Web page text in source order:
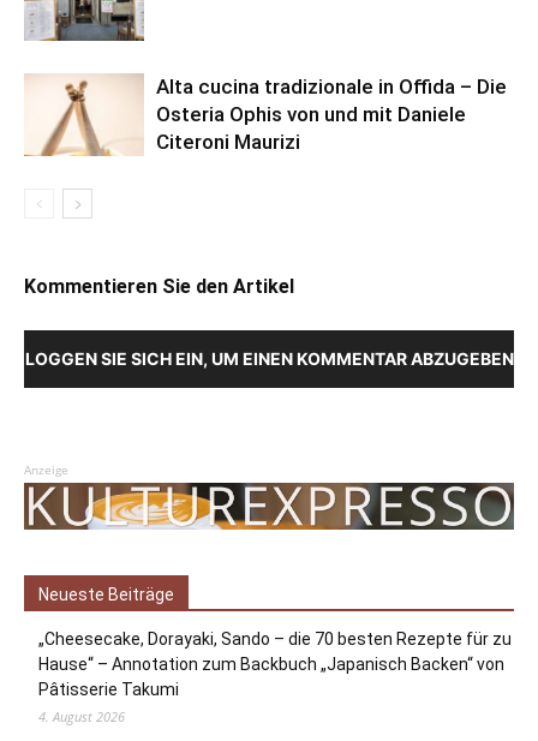
Alta cucina tradizionale in Offida – Die
Osteria Ophis von und mit Daniele
Citeroni Maurizi
Kommentieren Sie den Artikel
LOGGEN SIE SICH EIN, UM EINEN KOMMENTAR ABZUGEBEN
Anzeige
Neueste Beiträge
„Cheesecake, Dorayaki, Sando – die 70 besten Rezepte für zu
Hause“ – Annotation zum Backbuch „Japanisch Backen“ von
Pâtisserie Takumi
4. August 2026